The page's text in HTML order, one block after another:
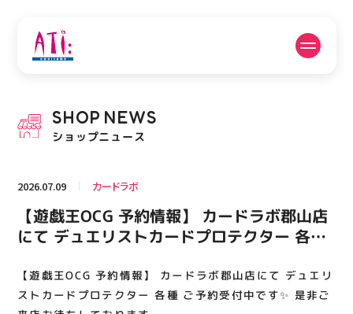
PICK UP NEWS
ピックアップニュース
フロアガイド 営業時間
ACCESS
アクセス・駐車場
RECRUIT
スタッフ募集
SHOP NEWS
ショップニュース
2026.07.09 カードラボ
【遊戯王OCG 予約情報】 カードラボ郡山店
にて デュエリストカードプロテクター 各種
ります
【遊戯王OCG 予約情報】 カードラボ郡山店にて デュエリ
ストカードプロテクター 各種 ご予約受付中です✨ 是非ご